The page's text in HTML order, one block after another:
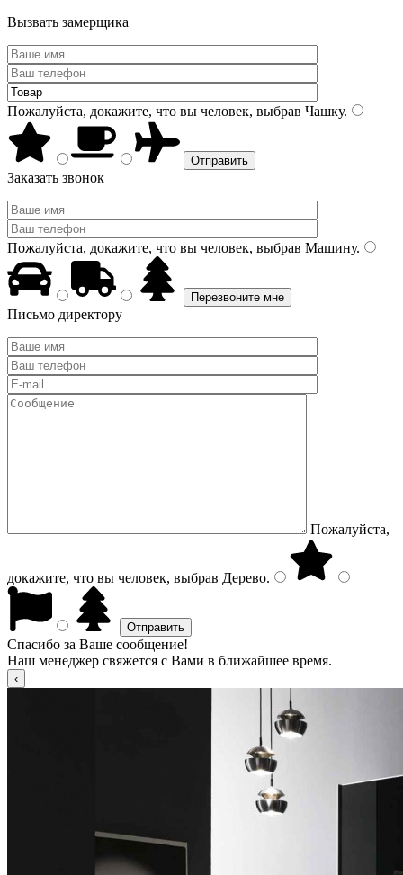
Вызвать замерщика
Пожалуйста, докажите, что вы человек, выбрав Чашку.
Заказать звонок
Пожалуйста, докажите, что вы человек, выбрав Машину.
Письмо директору
Пожалуйста,
докажите, что вы человек, выбрав Дерево.
Спасибо за Ваше сообщение!
Наш менеджер свяжется с Вами в ближайшее время.